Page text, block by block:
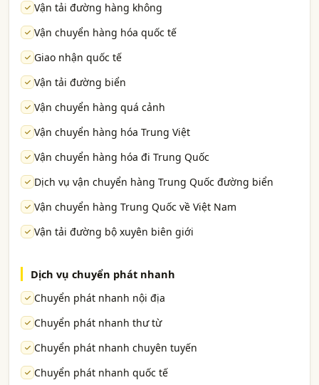
Vận tải đường hàng không
Vận chuyển hàng hóa quốc tế
Giao nhận quốc tế
Vận tải đường biển
Vận chuyển hàng quá cảnh
Vận chuyển hàng hóa Trung Việt
Vận chuyển hàng hóa đi Trung Quốc
Dịch vụ vận chuyển hàng Trung Quốc đường biển
Vận chuyển hàng Trung Quốc về Việt Nam
Vận tải đường bộ xuyên biên giới
Dịch vụ chuyển phát nhanh
Chuyển phát nhanh nội địa
Chuyển phát nhanh thư từ
Chuyển phát nhanh chuyên tuyến
Chuyển phát nhanh quốc tế